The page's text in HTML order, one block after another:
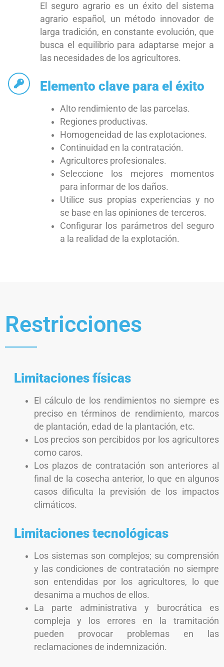
El seguro agrario es un éxito del sistema
agrario español, un método innovador de
larga tradición, en constante evolución, que
busca el equilibrio para adaptarse mejor a
las necesidades de los agricultores.
Elemento clave para el éxito
Alto rendimiento de las parcelas.
Regiones productivas.
Homogeneidad de las explotaciones.
Continuidad en la contratación.
Agricultores profesionales.
Seleccione los mejores momentos
para informar de los daños.
Utilice sus propias experiencias y no
se base en las opiniones de terceros.
Configurar los parámetros del seguro
a la realidad de la explotación.
Restricciones
Limitaciones físicas
El cálculo de los rendimientos no siempre es
preciso en términos de rendimiento, marcos
de plantación, edad de la plantación, etc.
Los precios son percibidos por los agricultores
como caros.
Los plazos de contratación son anteriores al
final de la cosecha anterior, lo que en algunos
casos dificulta la previsión de los impactos
climáticos.
Limitaciones tecnológicas
Los sistemas son complejos; su comprensión
y las condiciones de contratación no siempre
son entendidas por los agricultores, lo que
desanima a muchos de ellos.
La parte administrativa y burocrática es
compleja y los errores en la tramitación
pueden provocar problemas en las
reclamaciones de indemnización.